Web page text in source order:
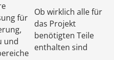
für
und
Ob wirklich alle für
das Projekt
benötigten Teile
enthalten sind